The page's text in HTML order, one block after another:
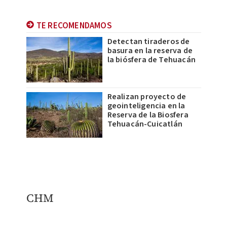
TE RECOMENDAMOS
Detectan tiraderos de
basura en la reserva de
la biósfera de Tehuacán
Realizan proyecto de
geointeligencia en la
Reserva de la Biosfera
Tehuacán-Cuicatlán
CHM